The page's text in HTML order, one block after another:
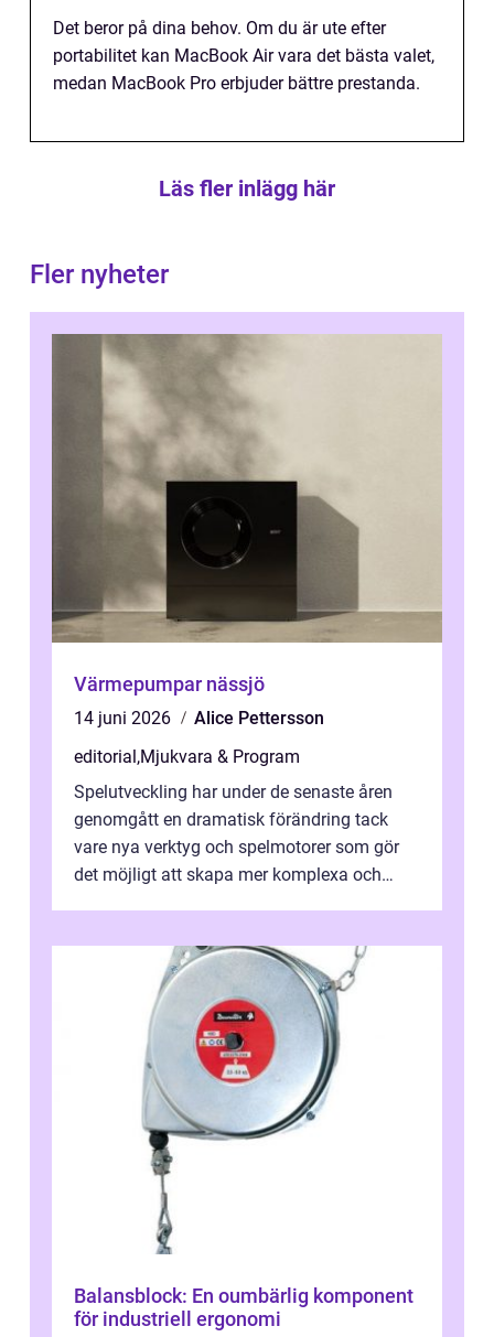
Det beror på dina behov. Om du är ute efter
portabilitet kan MacBook Air vara det bästa valet,
medan MacBook Pro erbjuder bättre prestanda.
Läs fler inlägg här
Fler nyheter
Värmepumpar nässjö
14 juni 2026
Alice Pettersson
editorial,Mjukvara & Program
Spelutveckling har under de senaste åren
genomgått en dramatisk förändring tack
vare nya verktyg och spelmotorer som gör
det möjligt att skapa mer komplexa och
Balansblock: En oumbärlig komponent
för industriell ergonomi